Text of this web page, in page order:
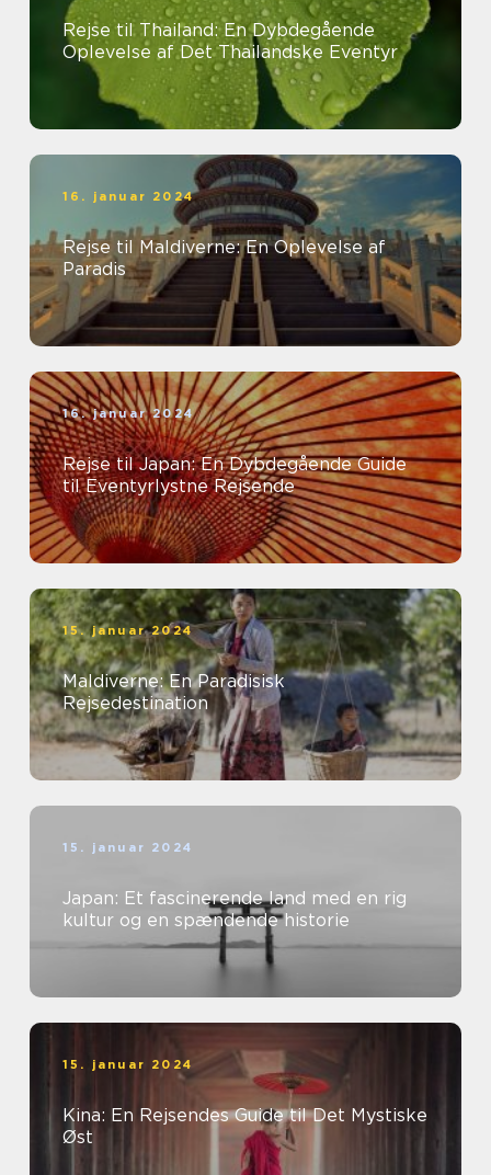
Rejse til Thailand: En Dybdegående
Oplevelse af Det Thailandske Eventyr
16. januar 2024
Rejse til Maldiverne: En Oplevelse af
Paradis
16. januar 2024
Rejse til Japan: En Dybdegående Guide
til Eventyrlystne Rejsende
15. januar 2024
Maldiverne: En Paradisisk
Rejsedestination
15. januar 2024
Japan: Et fascinerende land med en rig
kultur og en spændende historie
15. januar 2024
Kina: En Rejsendes Guide til Det Mystiske
Øst